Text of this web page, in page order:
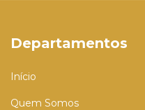
Departamentos
Início
Quem Somos